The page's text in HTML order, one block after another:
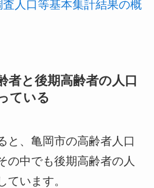
人口等基本集計結果の概
者と後期高齢者の人口
ている
と、亀岡市の高齢者人口
の中でも後期高齢者の人
ています。